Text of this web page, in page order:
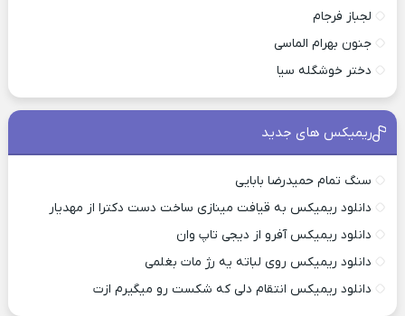
لجباز فرجام
جنون بهرام الماسی
دختر خوشگله سیا
ریمیکس های جدید
سنگ تمام حمیدرضا بابایی
دانلود ریمیکس به قیافت مینازی ساخت دست دکترا از مهدیار
دانلود ریمیکس آفرو از ديجی تاپ وان
دانلود ریمیکس روی لباته یه رژ مات بغلمی
دانلود ریمیکس انتقام دلی که شکست رو میگیرم ازت